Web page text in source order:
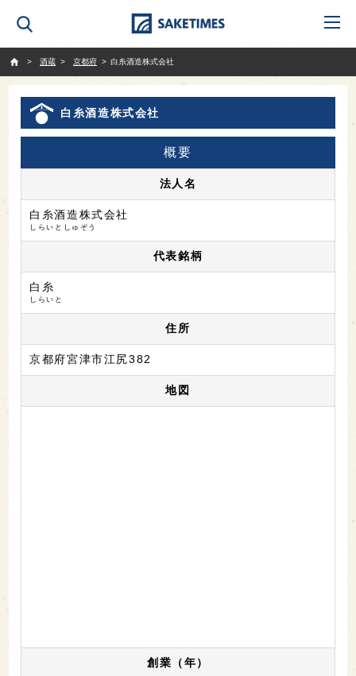
酒蔵
京都府 白糸酒造株式会社
白糸酒造株式会社
概要
法人名
白糸酒造株式会社
しらいとしゅぞう
代表銘柄
白糸
しらいと
住所
京都府宮津市江尻382
地図
創業（年）